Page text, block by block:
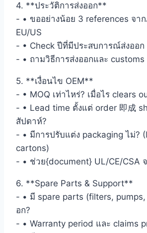
4. **ประวัติการส่งออก**
- • ขออย่างน้อย 3 references จา
EU/US
- • Check ปีที่มีประสบการณ์ส่งออก
- • ถามวิธีการส่งออกและ
5. **เงื่อนไข OEM**
- • MOQ เท่าไหร่? เมื่อไร clears
- • Lead time ตั้งแต่ order 即成
สัปดาห์?
- • มีการปรับแต่ง packaging ไม่?
cartons)
- • ช่วย{document} UL/CE/CSA
6. **Spare Parts & Support**
- • มี spare parts (filters,
อก?
- • Warranty period และ claims